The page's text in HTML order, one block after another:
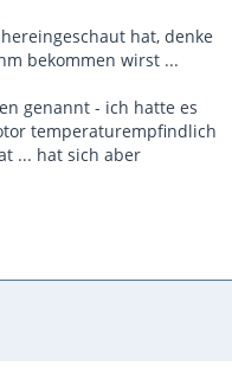
hat, denke
bekommen wirst ...
genannt - ich hatte es
temperaturempfindlich
... hat sich aber